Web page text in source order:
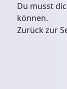
Du musst
können.
Zurück zur